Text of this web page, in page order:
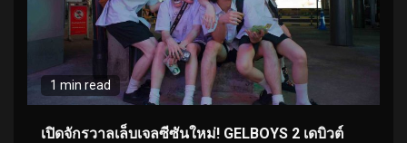
1 min read
เปิดจักรวาลเล็บเจลซีซันใหม่! GELBOYS 2 เดบิวต์